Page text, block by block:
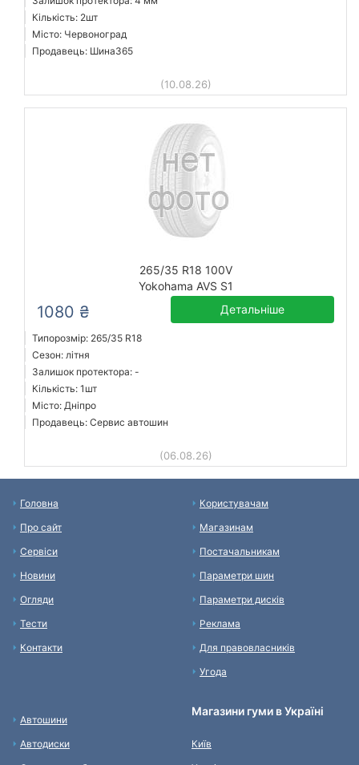
Кількість: 2шт
Місто: Червоноград
Продавець: Шина365
(10.08.26)
265/35 R18 100V
Yokohama AVS S1
1080 ₴ Детальніше
Типорозмір: 265/35 R18
Сезон: літня
Залишок протектора: -
Кількість: 1шт
Місто: Дніпро
Продавець: Сервис автошин
(06.08.26)
Головна
Про сайт
Сервіси
Новини
Огляди
Тести
Контакти
Користувачам
Магазинам
Постачальникам
Параметри шин
Параметри дисків
Реклама
Для правовласників
Угода
Автошини
Автодиски
Магазини гуми в Україні
Київ